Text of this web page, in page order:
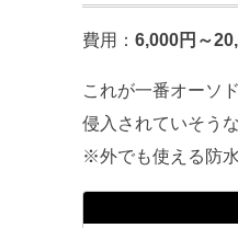
費用： 6,000円～
これが一番オーソ
侵入されていそう
※外でも使える防